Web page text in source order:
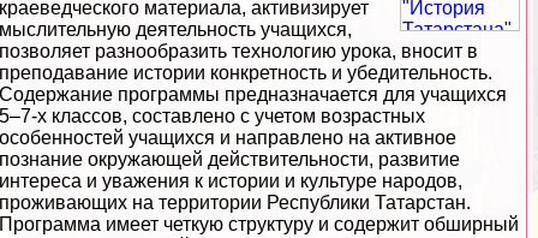
краеведческого материала, активизирует
мыслительную деятельность учащихся,
позволяет разнообразить технологию урока, вносит в
преподавание истории конкретность и убедительность.
Содержание программы предназначается для учащихся
5–7-х классов, составлено с учетом возрастных
особенностей учащихся и направлено на активное
познание окружающей действительности, развитие
интереса и уважения к истории и культуре народов,
проживающих на территории Республики Татарстан.
Программа имеет четкую структуру и содержит обширный